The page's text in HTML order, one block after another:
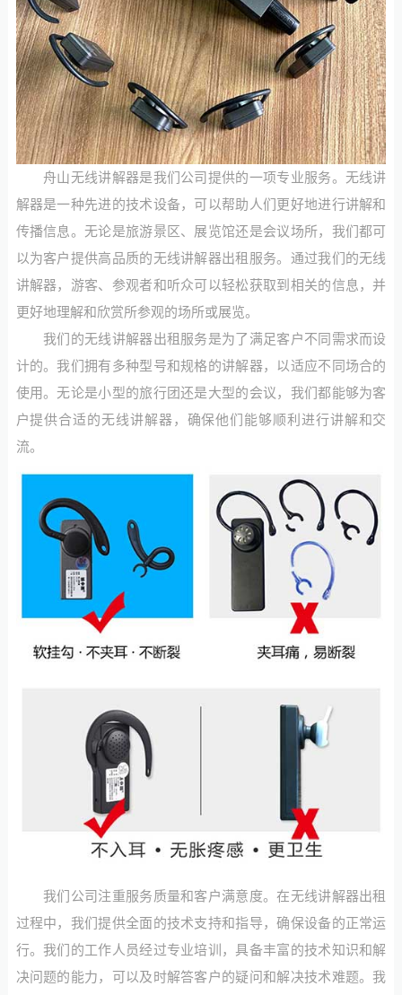
舟山无线讲解器是我们公司提供的一项专业服务。无线讲
解器是一种先进的技术设备，可以帮助人们更好地进行讲解和
传播信息。无论是旅游景区、展览馆还是会议场所，我们都可
以为客户提供高品质的无线讲解器出租服务。通过我们的无线
讲解器，游客、参观者和听众可以轻松获取到相关的信息，并
更好地理解和欣赏所参观的场所或展览。
我们的无线讲解器出租服务是为了满足客户不同需求而设
计的。我们拥有多种型号和规格的讲解器，以适应不同场合的
使用。无论是小型的旅行团还是大型的会议，我们都能够为客
户提供合适的无线讲解器，确保他们能够顺利进行讲解和交
流。
我们公司注重服务质量和客户满意度。在无线讲解器出租
过程中，我们提供全面的技术支持和指导，确保设备的正常运
行。我们的工作人员经过专业培训，具备丰富的技术知识和解
决问题的能力，可以及时解答客户的疑问和解决技术难题。我